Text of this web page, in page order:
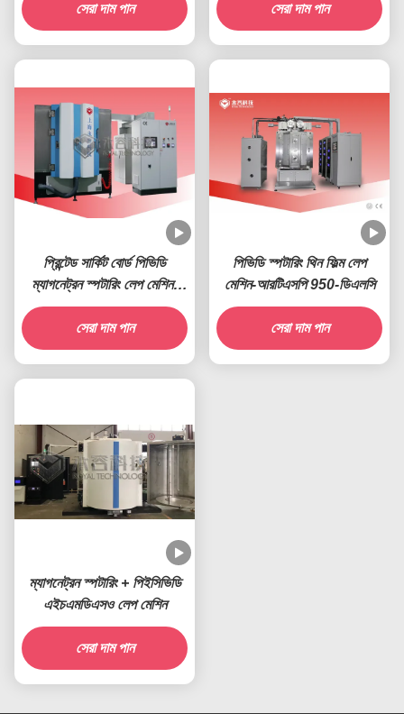
সেরা দাম পান
সেরা দাম পান
প্রিন্টেড সার্কিট বোর্ড পিভিডি
ম্যাগনেট্রন স্পটারিং লেপ মেশিন-
আরটিএসপি 1200-পিসিবি
সেরা দাম পান
পিভিডি স্পটারিং থিন ফিল্ম লেপ
মেশিন-আরটিএসপি 950-ডিএলসি
সেরা দাম পান
ম্যাগনেট্রন স্পটারিং + পিইসিভিডি
এইচএমডিএসও লেপ মেশিন
সেরা দাম পান